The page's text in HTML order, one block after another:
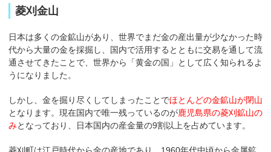
菱刈金山
日本は多くの金鉱山があり、世界でまだ金の産出量が少なかった時
代から大量の金を採掘し、国内で活用するとともに交易を通して流
通させてきたことで、世界から「黄金の国」として広く知られるよ
うになりました。
しかし、金を掘り尽くしてしまったことでほとんどの金鉱山が閉山
となります。現在国内で唯一残っているのが鹿児島県の菱刈鉱山の
みとなっており、日本国内の産金量の9割以上を占めています。